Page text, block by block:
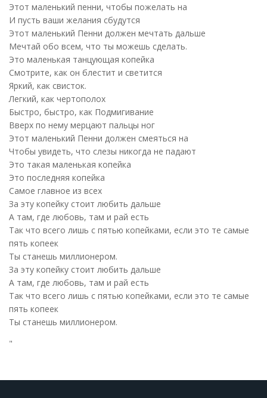
Этот маленький пенни, чтобы пожелать на
И пусть ваши желания сбудутся
Этот маленький Пенни должен мечтать дальше
Мечтай обо всем, что ты можешь сделать.
Это маленькая танцующая копейка
Смотрите, как он блестит и светится
Яркий, как свисток.
Легкий, как чертополох
Быстро, быстро, как Подмигивание
Вверх по нему мерцают пальцы ног
Этот маленький Пенни должен смеяться на
Чтобы увидеть, что слезы никогда не падают
Это такая маленькая копейка
Это последняя копейка
Самое главное из всех
За эту копейку стоит любить дальше
А там, где любовь, там и рай есть
Так что всего лишь с пятью копейками, если это те самые
пять копеек
Ты станешь миллионером.
За эту копейку стоит любить дальше
А там, где любовь, там и рай есть
Так что всего лишь с пятью копейками, если это те самые
пять копеек
Ты станешь миллионером.
"